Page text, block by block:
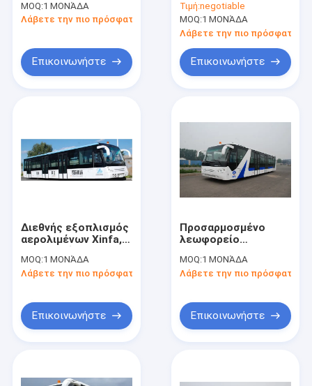
Προϊόντα
μεταφοράς
αερολιμένων
μηχανή diesel
MOQ:1 ΜΟΝΆΔΑ
Λάβετε την πιο πρόσφατη τιμή
Επικοινωνήστε
μεγάλη
περιεκτικότητα και
την προσαρμοσμένη
διακόσμηση
Τιμή:negotiable
MOQ:1 ΜΟΝΆΔΑ
Λάβετε την πιο πρόσφατη
Επικοινωνήστε
Διεθνής εξοπλισμός
αερολιμένων Xinfa,
αερολιμένων ακτίνας
Turnning
MOQ:1 ΜΟΝΆΔΑ
Λάβετε την πιο πρόσφατη τιμή
Επικοινωνήστε
Προσαρμοσμένο
λεωφορείο
Aero οχημάτων
πυκνών
επιβατών
MOQ:1 ΜΟΝΆΔΑ
Λάβετε την πιο πρόσφατη
Επικοινωνήστε